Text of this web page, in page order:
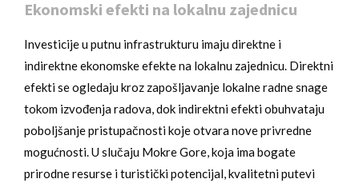
Ekonomski efekti na lokalnu zajednicu
Investicije u putnu infrastrukturu imaju direktne i
indirektne ekonomske efekte na lokalnu zajednicu. Direktni
efekti se ogledaju kroz zapošljavanje lokalne radne snage
tokom izvođenja radova, dok indirektni efekti obuhvataju
poboljšanje pristupačnosti koje otvara nove privredne
mogućnosti. U slučaju Mokre Gore, koja ima bogate
prirodne resurse i turistički potencijal, kvalitetni putevi